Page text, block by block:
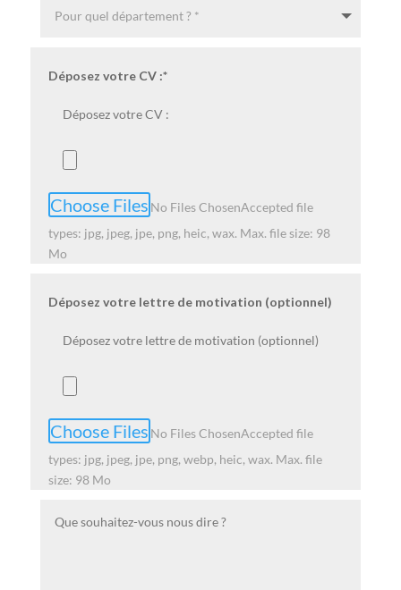
Déposez votre CV :
Choose Files No Files ChosenAccepted file
types: jpg, jpeg, jpe, png, heic, wax. Max. file size: 98
Mo
Déposez votre lettre de motivation (optionnel)
Choose Files No Files ChosenAccepted file
types: jpg, jpeg, jpe, png, webp, heic, wax. Max. file
size: 98 Mo